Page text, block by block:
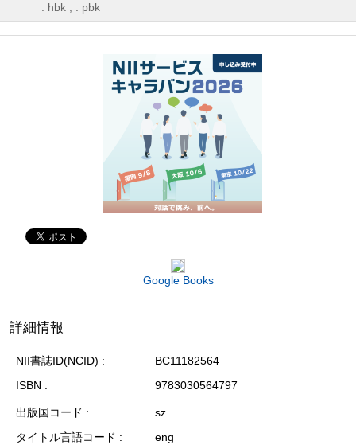
: hbk , : pbk
Google Books
詳細情報
NII書誌ID(NCID)
BC11182564
ISBN
9783030564797
出版国コード
sz
タイトル言語コード
eng